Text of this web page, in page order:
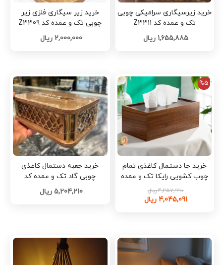
خرید زیرسیگاری سرامیکی چوبی
تک و عمده کد Z3311
1,655,885 ریال
خرید زیر سیگاری فلزی زیر
چوبی تک و عمده کد Z3309
2,000,000 ریال
%5
خرید جا دستمال کاغذی تمام
چوب کشویی رایکا تک و عمده
4,257,990 ریال
4,045,091 ریال
خرید جعبه دستمال کاغذی
چوبی گاد تک و عمده کد
Z3295
5,204,210 ریال